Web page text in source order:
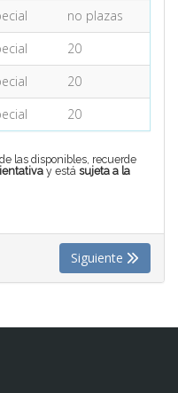
no plazas
20
20
20
las disponibles, recuerde
y está sujeta a la
Siguiente